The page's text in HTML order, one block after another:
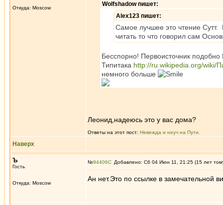
Откуда: Moscow
Wolfshadow пишет:
Alex123 пишет:
Самое лучшее это чтение
читать то что говорил сам
Бесспорно! Первоисточник
Типитака http://ru.wikipedia.org/wiki/
немного больше
Леонид,надеюсь это у вас дома?
Ответы на этот пост: Невежда и неуч на Пути.
Наверх
Ъ
Гость
Откуда: Moscow
№94406 Добавлено: Сб 04 Июн 11, 21:25 (15 лет
Ан нет.Это по ссылке в замечательной